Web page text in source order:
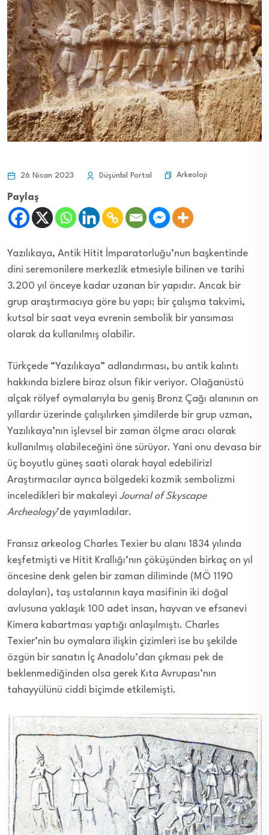
26 Nisan 2023 Düşünbil Portal Arkeoloji
Paylaş
Yazılıkaya, Antik Hitit İmparatorluğu’nun başkentinde
dini seremonilere merkezlik etmesiyle bilinen ve tarihi
3.200 yıl önceye kadar uzanan bir yapıdır. Ancak bir
grup araştırmacıya göre bu yapı; bir çalışma takvimi,
kutsal bir saat veya evrenin sembolik bir yansıması
olarak da kullanılmış olabilir.
Türkçede “Yazılıkaya” adlandırması, bu antik kalıntı
hakkında bizlere biraz olsun fikir veriyor. Olağanüstü
alçak rölyef oymalarıyla bu geniş Bronz Çağı alanının on
yıllardır üzerinde çalışılırken şimdilerde bir grup uzman,
Yazılıkaya’nın işlevsel bir zaman ölçme aracı olarak
kullanılmış olabileceğini öne sürüyor. Yani onu devasa bir
üç boyutlu güneş saati olarak hayal edebiliriz!
Araştırmacılar ayrıca bölgedeki kozmik sembolizmi
inceledikleri bir makaleyi Journal of Skyscape
Archeology’de yayımladılar.
Fransız arkeolog Charles Texier bu alanı 1834 yılında
keşfetmişti ve Hitit Krallığı’nın çöküşünden birkaç on yıl
öncesine denk gelen bir zaman diliminde (MÖ 1190
dolayları), taş ustalarının kaya masifinin iki doğal
avlusuna yaklaşık 100 adet insan, hayvan ve efsanevi
Kimera kabartması yaptığı anlaşılmıştı. Charles
Texier’nin bu oymalara ilişkin çizimleri ise bu şekilde
özgün bir sanatın İç Anadolu’dan çıkması pek de
beklenmediğinden olsa gerek Kıta Avrupası’nın
tahayyülünü ciddi biçimde etkilemişti.